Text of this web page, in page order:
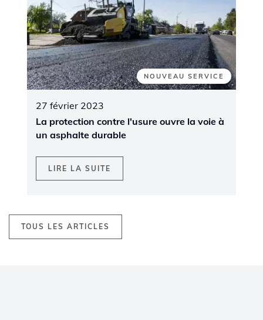
TOUS LES ARTICLES
NOUVEAU SERVICE
27 février 2023
La protection contre l'usure ouvre la voie à
un asphalte durable
LIRE LA SUITE